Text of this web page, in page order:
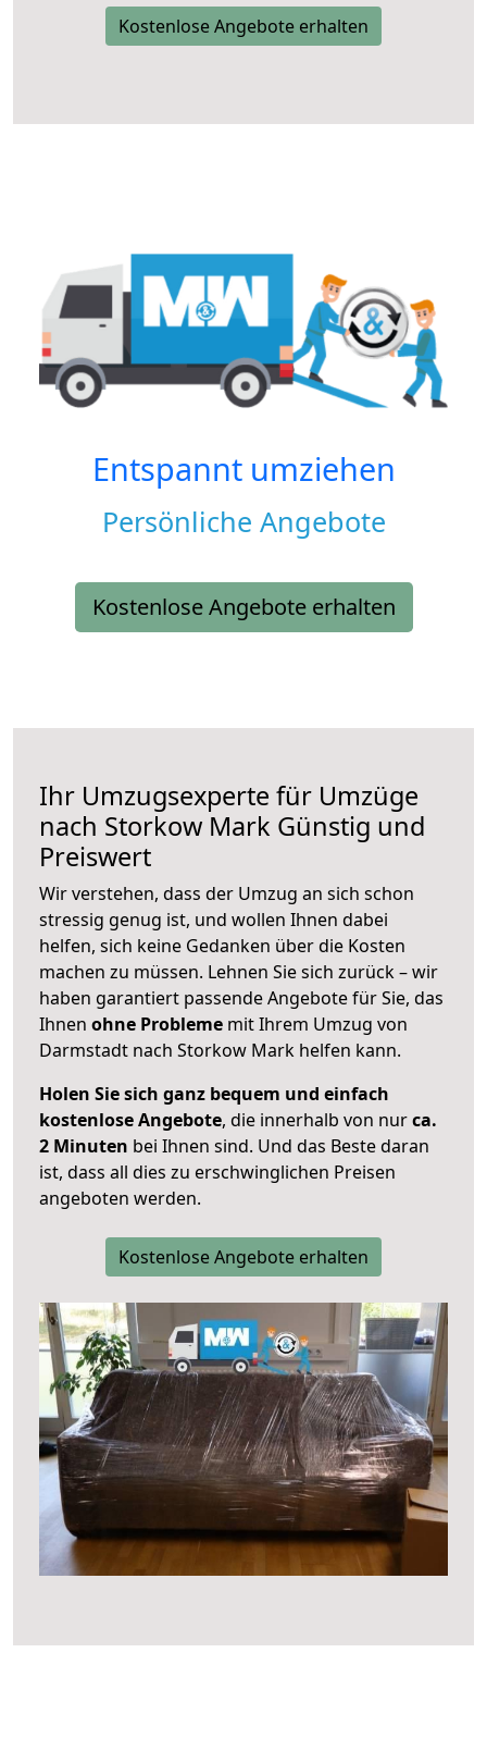
Kostenlose Angebote erhalten
Entspannt umziehen
Persönliche Angebote
Kostenlose Angebote erhalten
Ihr Umzugsexperte für Umzüge
nach Storkow Mark Günstig und
Preiswert
Wir verstehen, dass der Umzug an sich schon
stressig genug ist, und wollen Ihnen dabei
helfen, sich keine Gedanken über die Kosten
machen zu müssen. Lehnen Sie sich zurück – wir
haben garantiert passende Angebote für Sie, das
Ihnen ohne Probleme mit Ihrem Umzug von
Darmstadt nach Storkow Mark helfen kann.
Holen Sie sich ganz bequem und einfach
kostenlose Angebote, die innerhalb von nurca.
2 Minuten bei Ihnen sind. Und das Beste daran
ist, dass all dies zu erschwinglichen Preisen
angeboten werden.
Kostenlose Angebote erhalten